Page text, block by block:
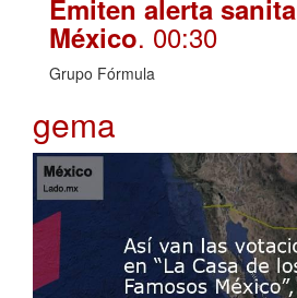
Emiten alerta
México. 00:30
Grupo Fórmula
gema